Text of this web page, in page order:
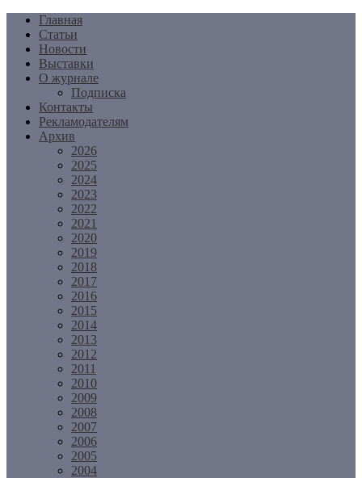
Перейти
содержимому
Главная
Статьи
Новости
Выставки
О журнале
Подписка
Контакты
Рекламодателям
Архив
2026
2025
2024
2023
2022
2021
2020
2019
2018
2017
2016
2015
2014
2013
2012
2011
2010
2009
2008
2007
2006
2005
2004